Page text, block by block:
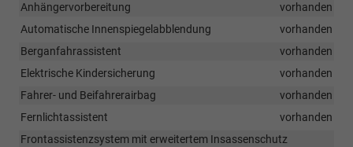
Anhängervorbereitung
vorhanden
Automatische Innenspiegelabblendung
vorhanden
Berganfahrassistent
vorhanden
Elektrische Kindersicherung
vorhanden
Fahrer- und Beifahrerairbag
vorhanden
Fernlichtassistent
vorhanden
Frontassistenzsystem mit erweitertem Insassenschutz